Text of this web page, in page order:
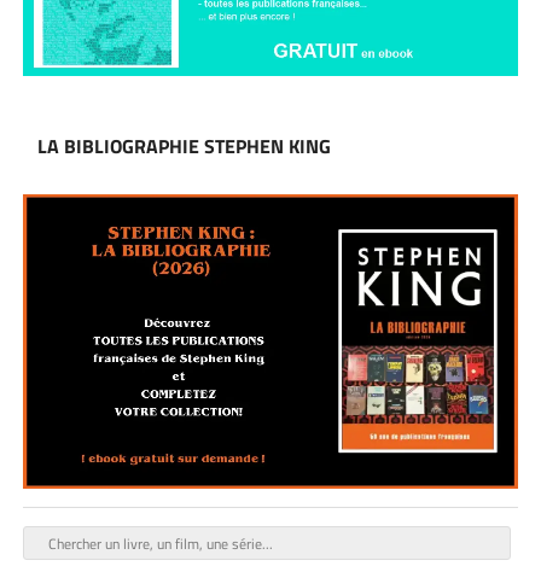
LA BIBLIOGRAPHIE STEPHEN KING